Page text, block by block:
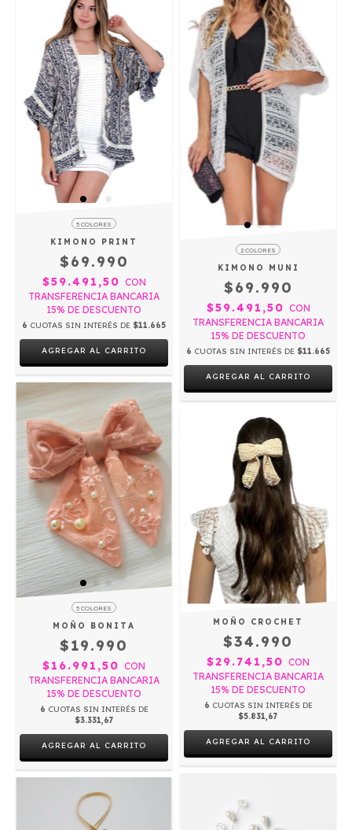
5 COLORES
KIMONO PRINT
$69.990
$59.491,50 CON
TRANSFERENCIA BANCARIA
15% DE DESCUENTO
6 CUOTAS SIN INTERÉS DE $11.665
AGREGAR AL CARRITO
2 COLORES
KIMONO MUNI
$69.990
$59.491,50 CON
TRANSFERENCIA BANCARIA
15% DE DESCUENTO
6 CUOTAS SIN INTERÉS DE $11.665
AGREGAR AL CARRITO
5 COLORES
MOÑO BONITA
$19.990
$16.991,50 CON
TRANSFERENCIA BANCARIA
15% DE DESCUENTO
6 CUOTAS SIN INTERÉS DE
$3.331,67
AGREGAR AL CARRITO
MOÑO CROCHET
$34.990
$29.741,50 CON
TRANSFERENCIA BANCARIA
15% DE DESCUENTO
6 CUOTAS SIN INTERÉS DE
$5.831,67
AGREGAR AL CARRITO